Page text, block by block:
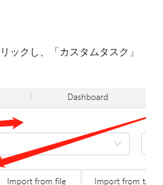
ックし、「カスタムタスク」